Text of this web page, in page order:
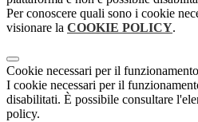
Per conoscere quali sono i cookie
visionare la COOKIE POLICY.
Cookie necessari per il funzionamento
I cookie necessari per il
disabilitati. È possibile consultare
policy.